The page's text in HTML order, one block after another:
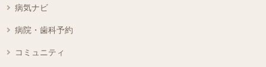
病気ナビ
病院・歯科予約
コミュニティ